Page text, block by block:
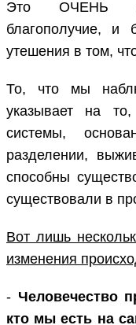
Это ОЧЕНЬ
благополучие, и
утешения в том,
То, что мы
указывает на
системы,
разделении,
способны
существовали в
Вот лишь
изменения
- Человечество
кто мы есть на